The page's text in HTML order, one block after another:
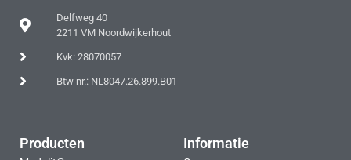
Delfweg 40
2211 VM Noordwijkerhout
Kvk: 28070057
Btw nr.: NL8047.26.899.B01
Producten Informatie